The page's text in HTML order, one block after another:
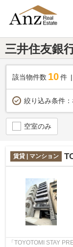
三井住友銀
該当物件数 10件
絞り込み条件：
空室のみ
賃貸 | マンション
「TOYOTOMI STAY